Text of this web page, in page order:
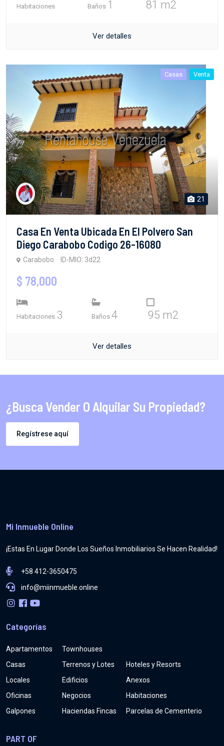
Habitaciones Baños 1 81 m2
Ver detalles
Casas Venta
21
Casa En Venta Ubicada En El Polvero San
Diego Carabobo Codigo 26-16080
Carabobo ID-MIO: 3d22
$ 78,000
Habitaciones 3 Baños 4 95 m2
Ver detalles
¿Busca Vender O Alquilar Su Propiedad?
Regístrese aquí
Mi Inmueble Online
¡Estas En Lugar Donde Los Sueños Inmobiliarios Se Hacen Realidad!
+58 412-3650475
info@miinmueble.online
Categorías
Apartamentos
Casas
Locales
Oficinas
Galpones
Townhouses
Terrenos y Lotes
Edificios
Negocios
Haciendas Fincas
Hoteles y Resorts
Anexos
Habitaciones
Parcelas de Cementerio
PART OF